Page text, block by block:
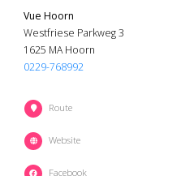
Vue Hoorn
Westfriese Parkweg 3
1625 MA Hoorn
0229-768992
Route
Website
Facebook